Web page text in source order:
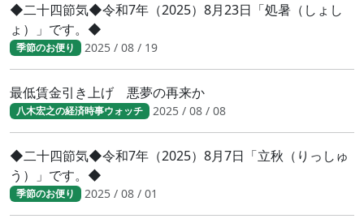
◆二十四節気◆令和7年（2025）8月23日「処暑（しょし
ょ）」です。◆
季節のお便り 2025 / 08 / 19
最低賃金引き上げ 悪夢の再来か
八木宏之の経済時事ウォッチ 2025 / 08 / 08
◆二十四節気◆令和7年（2025）8月7日「立秋（りっしゅ
う）」です。◆
季節のお便り 2025 / 08 / 01